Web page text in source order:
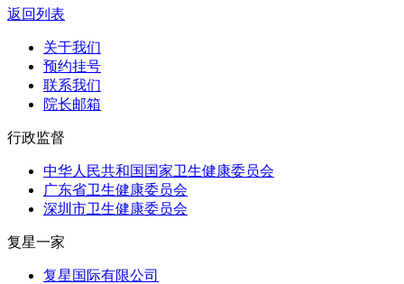
返回列表
关于我们
预约挂号
联系我们
院长邮箱
行政监督
中华人民共和国国家卫生健康委员会
广东省卫生健康委员会
深圳市卫生健康委员会
复星一家
复星国际有限公司